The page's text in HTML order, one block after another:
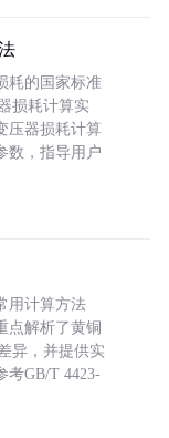
耗的国家标准
损耗计算实
压器损耗计算
数，指导用户
用计算方法
点解析了黄铜
异，并提供实
考GB/T 4423-